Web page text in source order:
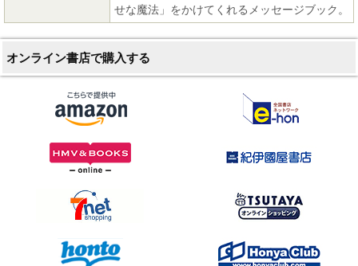
せな魔法」をかけてくれるメッセージブック。
オンライン書店で購入する